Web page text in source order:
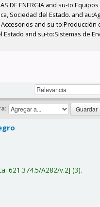
DE ENERGIA and su-
Sociedad del Estado. and
and su-to:Producción
Estado and su-to:Sistemas de
621.374.5/A282/v.2 (3).